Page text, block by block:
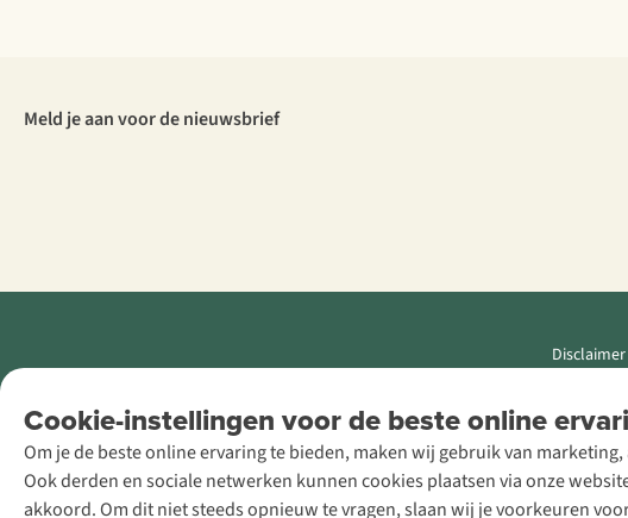
Cookie-instellingen voor de beste online
Om je de beste online ervaring te bieden, maken wij gebruik van
Ook derden en sociale netwerken kunnen cookies plaatsen via onze
akkoord. Om dit niet steeds opnieuw te vragen, slaan wij je voorkeuren
Meld je aan voor de nieuwsbrief
Disclaimer
Retail Concepts
NV,
Smallandlaan
9, B-2660